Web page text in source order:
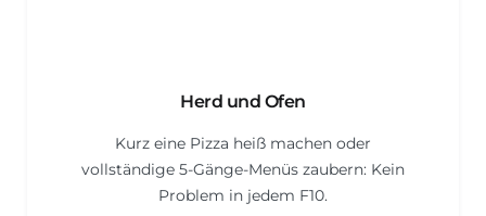
Herd und Ofen
Kurz eine Pizza heiß machen oder
vollständige 5-Gänge-Menüs zaubern: Kein
Problem in jedem F10.